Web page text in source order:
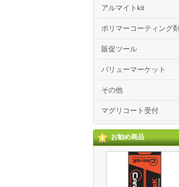
アルマイトkit
ポリマーコーティング剤
販促ツール
バリューマーケット
その他
マグリコート受付
お勧め商品